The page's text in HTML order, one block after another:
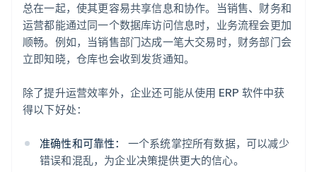
总在一起，使其更容易共享信息和协作。当销售、财务和
运营都能通过同一个数据库访问信息时，业务流程会更加
顺畅。例如，当销售部门达成一笔大交易时，财务部门会
立即知晓，仓库也会收到发货通知。
除了提升运营效率外，企业还可能从使用 ERP 软件中获
得以下好处：
准确性和可靠性：
一个系统掌控所有数据，可以减少
错误和混乱，为企业决策提供更大的信心。